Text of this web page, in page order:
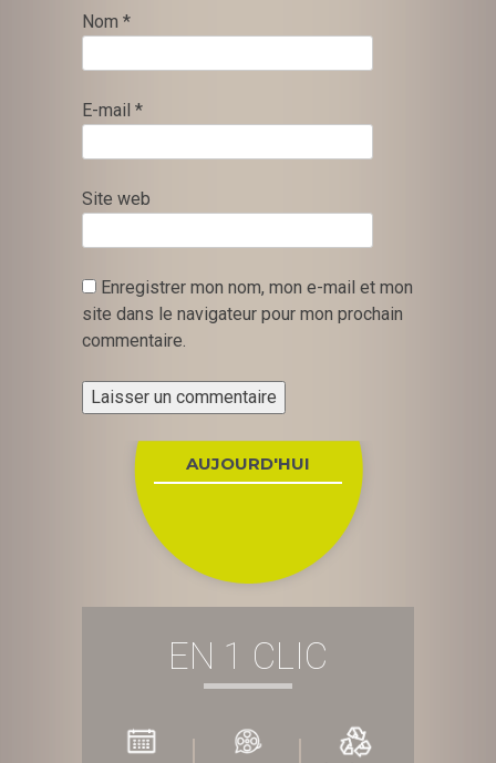
Nom *
E-mail *
Site web
Enregistrer mon nom, mon e-mail et mon
site dans le navigateur pour mon prochain
commentaire.
AUJOURD'HUI
EN 1 CLIC